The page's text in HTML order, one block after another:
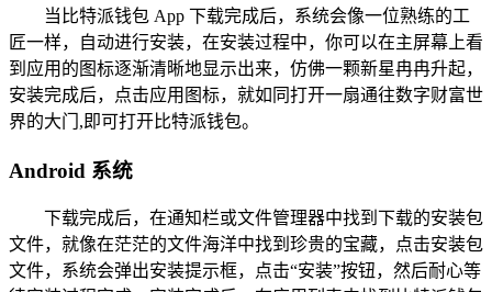
当比特派钱包 App 下载完成后，系统会像一位熟练的工
匠一样，自动进行安装，在安装过程中，你可以在主屏幕上看
到应用的图标逐渐清晰地显示出来，仿佛一颗新星冉冉升起，
安装完成后，点击应用图标，就如同打开一扇通往数字财富世
界的大门,即可打开比特派钱包。
Android 系统
下载完成后，在通知栏或文件管理器中找到下载的安装包
文件，就像在茫茫的文件海洋中找到珍贵的宝藏，点击安装包
文件，系统会弹出安装提示框，点击“安装”按钮，然后耐心等